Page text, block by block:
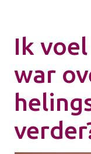
Ik
war